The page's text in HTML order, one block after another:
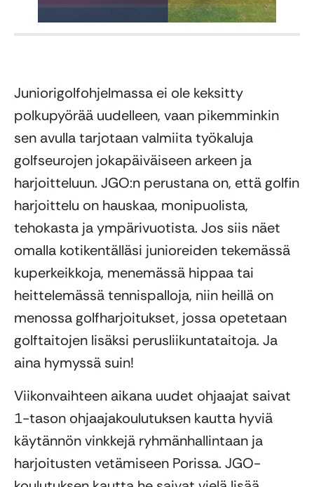
Juniorigolfohjelmassa ei ole keksitty
polkupyörää uudelleen, vaan pikemminkin
sen avulla tarjotaan valmiita työkaluja
golfseurojen jokapäiväiseen arkeen ja
harjoitteluun. JGO:n perustana on, että golfin
harjoittelu on hauskaa, monipuolista,
tehokasta ja ympärivuotista. Jos siis näet
omalla kotikentälläsi junioreiden tekemässä
kuperkeikkoja, menemässä hippaa tai
heittelemässä tennispalloja, niin heillä on
menossa golfharjoitukset, jossa opetetaan
golftaitojen lisäksi perusliikuntataitoja. Ja
aina hymyssä suin!
Viikonvaihteen aikana uudet ohjaajat saivat
1-tason ohjaajakoulutuksen kautta hyviä
käytännön vinkkejä ryhmänhallintaan ja
harjoitusten vetämiseen Porissa. JGO-